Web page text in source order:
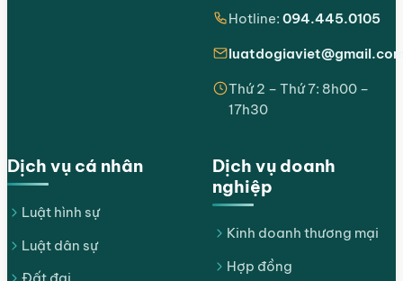
Dịch vụ cá nhân
Luật hình sự
Luật dân sự
Dịch vụ doanh
nghiệp
Kinh doanh thương mại
Hợp đồng
Hotline: 094.445.0105
Thứ 2 – Thứ 7: 8h00 –
17h30